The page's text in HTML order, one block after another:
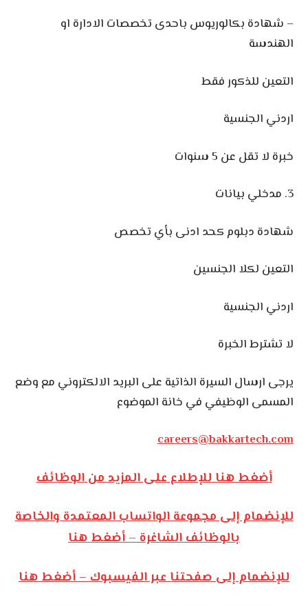
– شهادة بكالوريوس باحدى تخصصات الادارة او
الهندسة
التعين للذكور فقط
اردني الجنسية
خبرة لا تقل عن 5 سنوات
3. مدخلي بيانات
شهادة دبلوم كحد ادنى بأي تخصص
التعين لكلا الجنسين
اردني الجنسية
لا تشترط الخبرة
يرجى ارسال السيرة الذاتية على البريد الالكتروني مع وضع
المسمى الوظيفي في خانة الموضوع
careers@bakkartech.com
أضغط هنا للإطلاع على المزيد من الوظائف
للإنضمام إلى مجموعة الواتساب المعتمدة والخاصة
بالوظائف الشاغرة – أضغط هنا
للإنضمام إلى صفحتنا عبر الفيسبوك – أضغط هنا